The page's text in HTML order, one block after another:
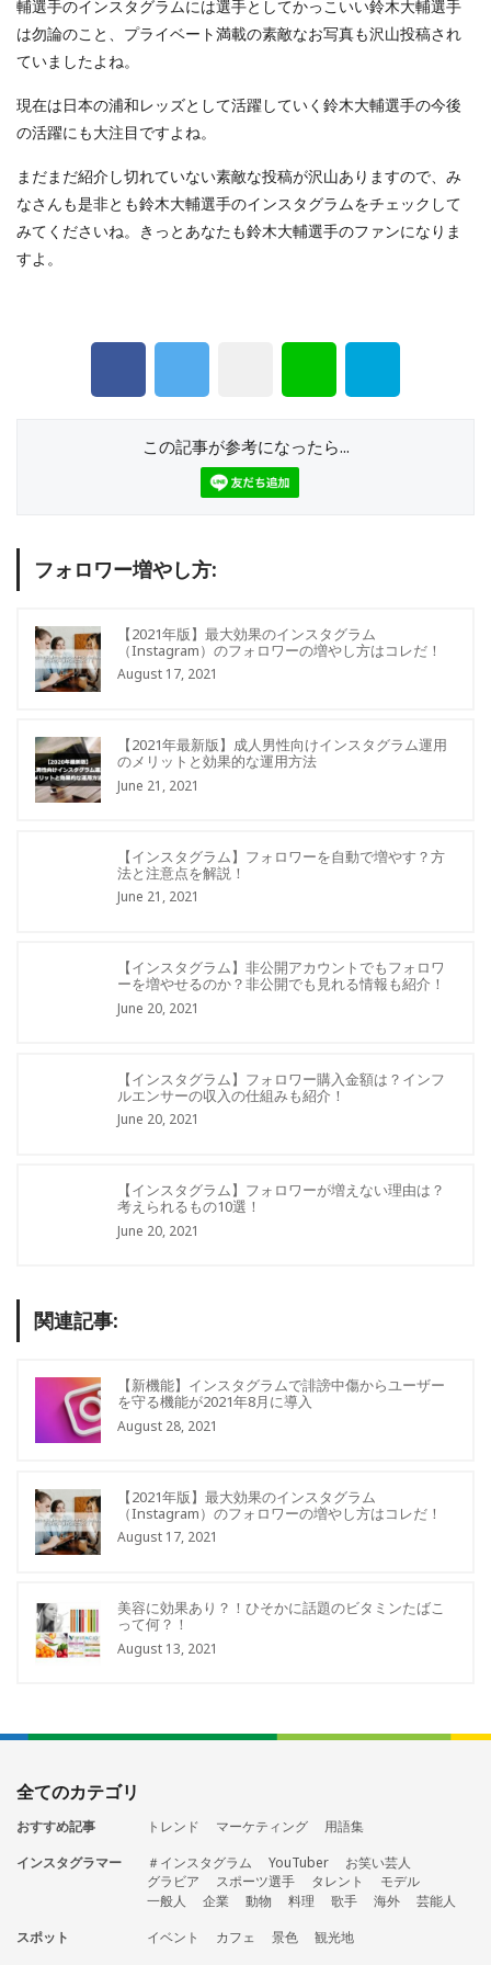
輔選手のインスタグラムには選手としてかっこいい鈴木大輔選手
は勿論のこと、プライベート満載の素敵なお写真も沢山投稿され
ていましたよね。
現在は日本の浦和レッズとして活躍していく鈴木大輔選手の今後
の活躍にも大注目ですよね。
まだまだ紹介し切れていない素敵な投稿が沢山ありますので、み
なさんも是非とも鈴木大輔選手のインスタグラムをチェックして
みてくださいね。きっとあなたも鈴木大輔選手のファンになりま
すよ。
この記事が参考になったら...
フォロワー増やし方:
【2021年版】最大効果のインスタグラム
（Instagram）のフォロワーの増やし方はコレだ！
August 17, 2021
【2021年最新版】成人男性向けインスタグラム運用
のメリットと効果的な運用方法
June 21, 2021
【インスタグラム】フォロワーを自動で増やす？方
法と注意点を解説！
June 21, 2021
【インスタグラム】非公開アカウントでもフォロワ
ーを増やせるのか？非公開でも見れる情報も紹介！
June 20, 2021
【インスタグラム】フォロワー購入金額は？インフ
ルエンサーの収入の仕組みも紹介！
June 20, 2021
【インスタグラム】フォロワーが増えない理由は？
考えられるもの10選！
June 20, 2021
関連記事:
【新機能】インスタグラムで誹謗中傷からユーザー
を守る機能が2021年8月に導入
August 28, 2021
【2021年版】最大効果のインスタグラム
（Instagram）のフォロワーの増やし方はコレだ！
August 17, 2021
美容に効果あり？！ひそかに話題のビタミンたばこ
って何？！
August 13, 2021
全てのカテゴリ
おすすめ記事 トレンド マーケティング
用語集
インスタグラマー
＃インスタグラム YouTuber
お笑い芸人
グラビア
スポーツ選手 タレント
モデル
一般人
企業 動物 料理 歌手 海外
芸能人
スポット
イベント カフェ 景色
観光地